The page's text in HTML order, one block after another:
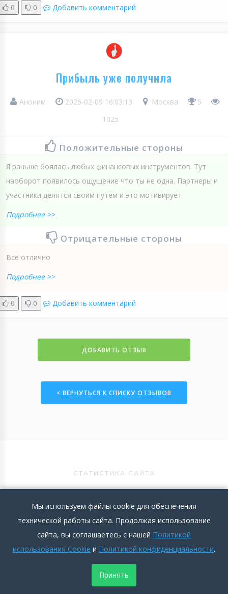
0 0 Добавить комментарий
Прибыль уже получила
Аноним 2026-02-09 16:03:13 Москва
5
1025
Положительные стороны
Я раньше боялась любых финансовых инструментов. Тут
наоборот появилось ощущение что ты не одна. Партнеры и
участники делятся своим путем и это мотивирует
Подробнее >>
Отрицательные стороны
Всё отлично
Подробнее >>
0 0 Добавить комментарий
ДОБАВИТЬ ОТЗЫВ
< ВЕРНУТЬСЯ К СПИСКУ ОТЗЫВОВ
СТАТИСТИКА САЙТА
Информация
Постоянно в развитии!
Мы используем файлы cookie для обеспечения
технической работы сайта. Продолжая использование
сайта, вы соглашаетесь с нашей Политикой
использования Cookie и Политикой конфиденциальности.
Принять